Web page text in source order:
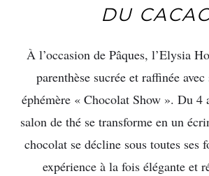
DU
À l’occasion de Pâques, l’Elysia
parenthèse sucrée et raffinée
éphémère « Chocolat Show ». Du
salon de thé se transforme en un
chocolat se décline sous toutes ses
expérience à la fois élégante et